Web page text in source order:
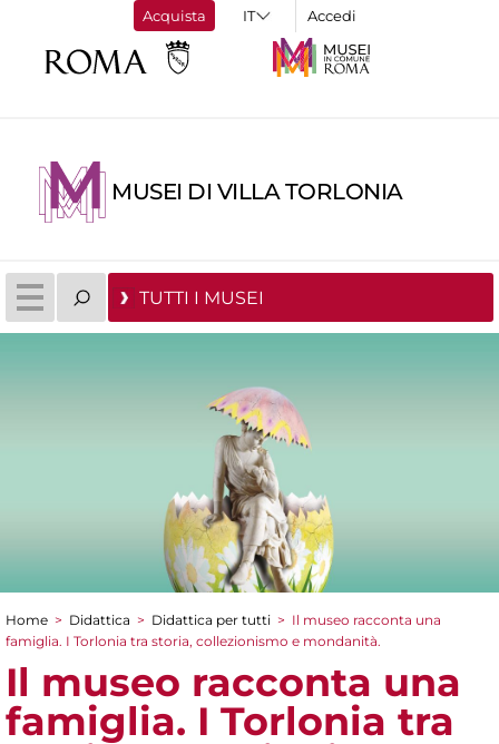
Acquista Accedi
MUSEI DI VILLA TORLONIA
TUTTI I MUSEI
Tu sei qui
Home > Didattica > Didattica per tutti > Il museo racconta una
famiglia. I Torlonia tra storia, collezionismo e mondanità.
Il museo racconta una
famiglia. I Torlonia tra